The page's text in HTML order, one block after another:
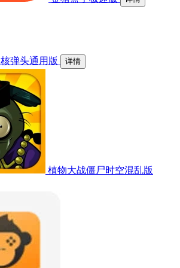
核弹头通用版 详情
植物大战僵尸时空混乱版